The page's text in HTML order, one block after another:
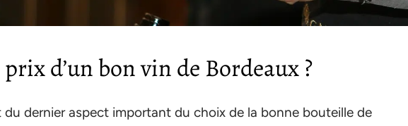
d’un bon vin de Bordeaux ?
du dernier aspect important du choix de la bonne bouteille de